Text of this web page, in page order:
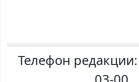
Телефон редакции: